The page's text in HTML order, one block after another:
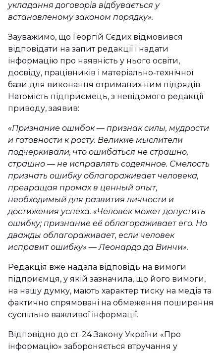
укладання договорів відбувається у
встановленому законом порядку».
Зауважимо, що Георгій Сєдих відмовився
відповідати на запит редакції і надати
інформацію про наявність у нього освіти,
досвіду, працівників і матеріально-технічної
бази для виконання отриманих ним підрядів.
Натомість підприємець, з невідомого редакції
приводу, заявив:
«Признание ошибок — признак силы, мудрости
и готовности к росту. Великие мыслители
подчеркивали, что ошибаться не страшно,
страшно — не исправлять содеянное. Смелость
признать ошибку облагораживает человека,
превращая промах в ценный опыт,
необходимый для развития личности и
достижения успеха. «Человек может допустить
ошибку; признание её облагораживает его. Но
дважды облагораживает, если человек
исправит ошибку» — Леонардо да Винчи».
Редакція вже надала відповідь на вимоги
підприємця, у якій зазначила, що його вимоги,
на нашу думку, мають характер тиску на медіа та
фактично спрямовані на обмеження поширення
суспільно важливої інформації.
Відповідно до ст. 24 Закону України «Про
інформацію» забороняється втручання у